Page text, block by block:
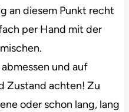
an diesem Punkt recht
per Hand mit der
und auf
Zustand achten! Zu
oder schon lang, lang